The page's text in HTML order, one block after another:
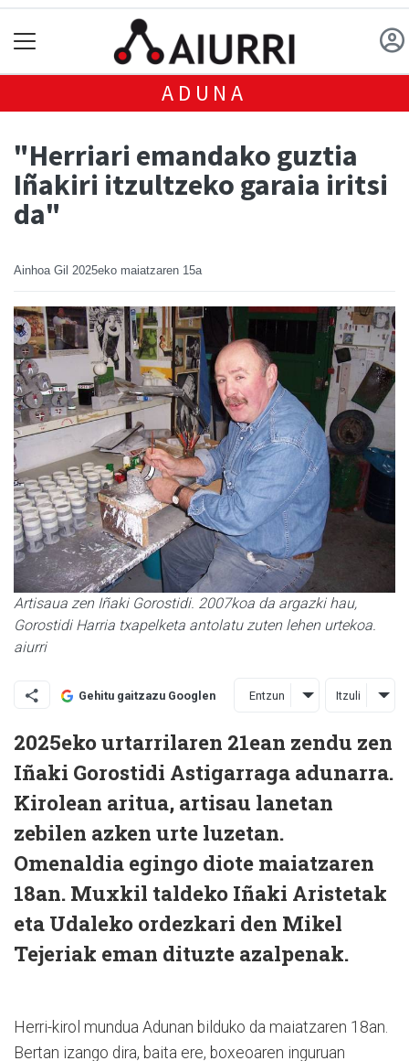
ADUNA
"Herriari emandako guztia
Iñakiri itzultzeko garaia iritsi
da"
Ainhoa Gil 2025eko maiatzaren 15a
Artisaua zen Iñaki Gorostidi. 2007koa da argazki hau,
Gorostidi Harria txapelketa antolatu zuten lehen urtekoa.
aiurri
Gehitu gaitzazu Googlen Entzun Itzuli
2025eko urtarrilaren 21ean zendu zen
Iñaki Gorostidi Astigarraga adunarra.
Kirolean aritua, artisau lanetan
zebilen azken urte luzetan.
Omenaldia egingo diote maiatzaren
18an. Muxkil taldeko Iñaki Aristetak
eta Udaleko ordezkari den Mikel
Tejeriak eman dituzte azalpenak.
Herri-kirol mundua Adunan bilduko da maiatzaren 18an.
Bertan izango dira, baita ere, boxeoaren inguruan